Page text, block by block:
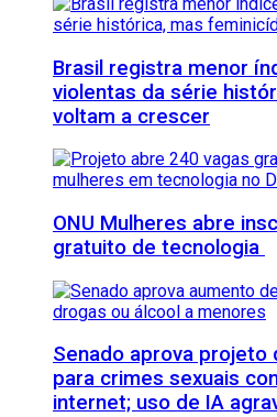
Brasil registra menor
violentas da série
voltam a crescer
ONU Mulheres abre
gratuito de tecnologia
Senado aprova projeto
para crimes sexuais
internet; uso de IA